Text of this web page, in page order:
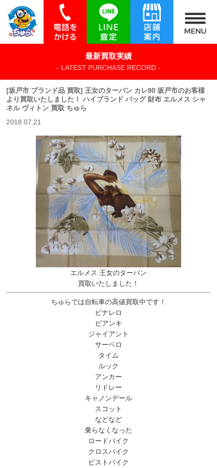
最新買取実績
- LATEST PURCHASE RECORD -
[坂戸市 ブランド品 買取] 王女のターバン カレ90 坂戸市のお客様
より買取いたしました！ ハイブランド バッグ 財布 エルメス シャ
ネル ヴィトン 買取 ちゅら
2018.07.21
エルメス 王女のターバン
買取いたしました！
ちゅらでは自転車の高値買取中です！
ピナレロ
ビアンキ
ジャイアント
サーベロ
タイム
ルック
アンカー
リドレー
キャノンデール
スコット
などなど
乗らなくなった
ロードバイク
クロスバイク
ピストバイク